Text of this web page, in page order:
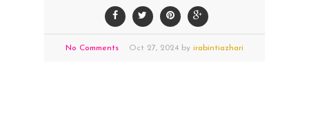
No Comments Oct 27, 2024 by irabintiazhari